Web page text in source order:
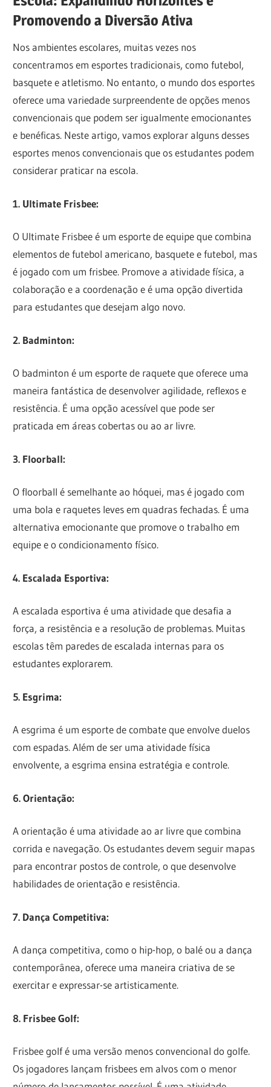
Promovendo a Diversão Ativa
Nos ambientes escolares, muitas vezes nos
concentramos em esportes tradicionais, como futebol,
basquete e atletismo. No entanto, o mundo dos esportes
oferece uma variedade surpreendente de opções menos
convencionais que podem ser igualmente emocionantes
e benéficas. Neste artigo, vamos explorar alguns desses
esportes menos convencionais que os estudantes podem
considerar praticar na escola.
1. Ultimate Frisbee:
O Ultimate Frisbee é um esporte de equipe que combina
elementos de futebol americano, basquete e futebol, mas
é jogado com um frisbee. Promove a atividade física, a
colaboração e a coordenação e é uma opção divertida
para estudantes que desejam algo novo.
2. Badminton:
O badminton é um esporte de raquete que oferece uma
maneira fantástica de desenvolver agilidade, reflexos e
resistência. É uma opção acessível que pode ser
praticada em áreas cobertas ou ao ar livre.
3. Floorball:
O floorball é semelhante ao hóquei, mas é jogado com
uma bola e raquetes leves em quadras fechadas. É uma
alternativa emocionante que promove o trabalho em
equipe e o condicionamento físico.
4. Escalada Esportiva:
A escalada esportiva é uma atividade que desafia a
força, a resistência e a resolução de problemas. Muitas
escolas têm paredes de escalada internas para os
estudantes explorarem.
5. Esgrima:
A esgrima é um esporte de combate que envolve duelos
com espadas. Além de ser uma atividade física
envolvente, a esgrima ensina estratégia e controle.
6. Orientação:
A orientação é uma atividade ao ar livre que combina
corrida e navegação. Os estudantes devem seguir mapas
para encontrar postos de controle, o que desenvolve
habilidades de orientação e resistência.
7. Dança Competitiva:
A dança competitiva, como o hip-hop, o balé ou a dança
contemporânea, oferece uma maneira criativa de se
exercitar e expressar-se artisticamente.
8. Frisbee Golf:
Frisbee golf é uma versão menos convencional do golfe.
Os jogadores lançam frisbees em alvos com o menor